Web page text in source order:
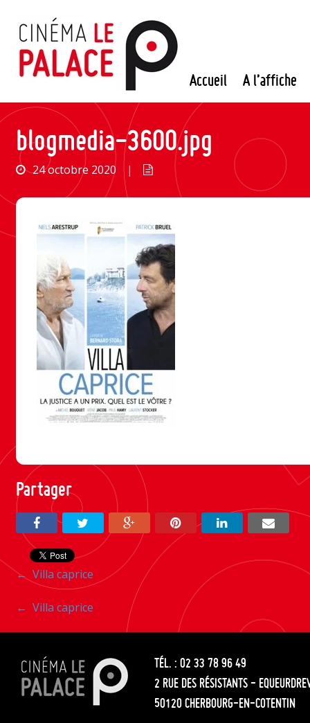
contenu
Accueil A l’affiche
blogmedia-3600.jpg
24 octobre 2020 |
Partager
Navigation
entre
les
articles
← Villa caprice
Navigation
entre
les
articles
← Villa caprice
TÉL. : 02 33 78 96 49
2 RUE DES RÉSISTANTS -
50120 CHERBOURG-EN-COTENTIN